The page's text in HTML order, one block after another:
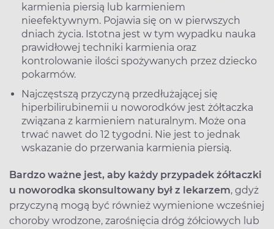
karmienia piersią lub karmieniem
nieefektywnym. Pojawia się on w pierwszych
dniach życia. Istotna jest w tym wypadku nauka
prawidłowej techniki karmienia oraz
kontrolowanie ilości spożywanych przez dziecko
pokarmów.
Najczęstszą przyczyną przedłużającej się
hiperbilirubinemii u noworodków jest żółtaczka
związana z karmieniem naturalnym. Może ona
trwać nawet do 12 tygodni. Nie jest to jednak
wskazanie do przerwania karmienia piersią.
Bardzo ważne jest, aby każdy przypadek żółtaczki
u noworodka skonsultowany był z lekarzem, gdyż
przyczyną mogą być również wymienione wcześniej
choroby wrodzone, zarośnięcia dróg żółciowych lub